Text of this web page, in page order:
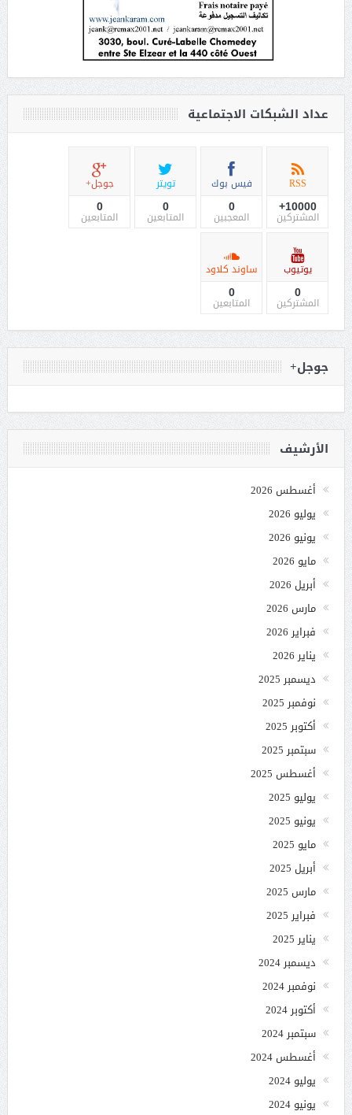
عداد الشبكات الاجتماعية
RSS
10000+
المشتركين
فيس بوك
0
المعجبين
تويتر
0
المتابعين
جوجل+
0
المتابعين
يوتيوب
0
المشتركين
ساوند كلاود
0
المتابعين
جوجل+
الأرشيف
أغسطس 2026
يوليو 2026
يونيو 2026
مايو 2026
أبريل 2026
مارس 2026
فبراير 2026
يناير 2026
ديسمبر 2025
نوفمبر 2025
أكتوبر 2025
سبتمبر 2025
أغسطس 2025
يوليو 2025
يونيو 2025
مايو 2025
أبريل 2025
مارس 2025
فبراير 2025
يناير 2025
ديسمبر 2024
نوفمبر 2024
أكتوبر 2024
سبتمبر 2024
أغسطس 2024
يوليو 2024
يونيو 2024